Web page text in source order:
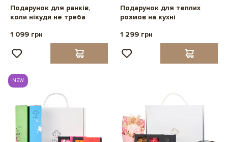
Подарунок для ранків,
коли нікуди не треба
1 099 грн
Подарунок для теплих
розмов на кухні
1 299 грн
NEW